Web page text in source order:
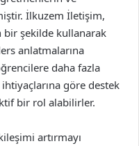
İlkuzem İletişim,
bir şekilde kullanarak
anlatmalarına
daha fazla
göre destek
bir rol alabilirler.
artırmayı